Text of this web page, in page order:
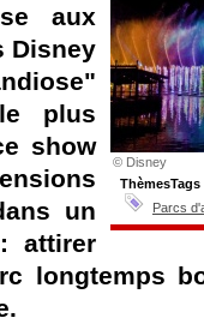
© Disney
ThèmesTags
Parcs
aux
Disney
plus
show
un
attirer
longtemps